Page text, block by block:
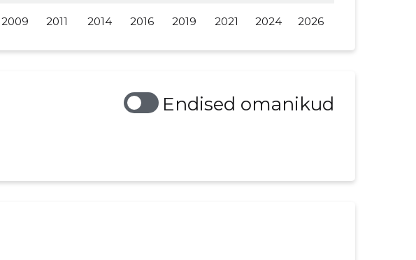
2009 2011 2014 2016 2019 2021 2024 2026
Endised omanikud